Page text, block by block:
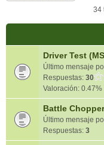
34
Driver Test
Último mensaje
Respuestas: 30
Valoración: 0.47%
Battle
Último mensaje
Respuestas: 3